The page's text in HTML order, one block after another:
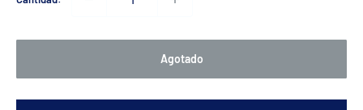
Agotado